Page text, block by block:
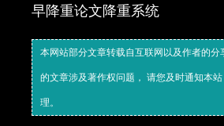
​早降重论文降重系统
本网站部分文章转载自互联网以及作者的分
的文章涉及著作权问题， 请您及时通知本
理。